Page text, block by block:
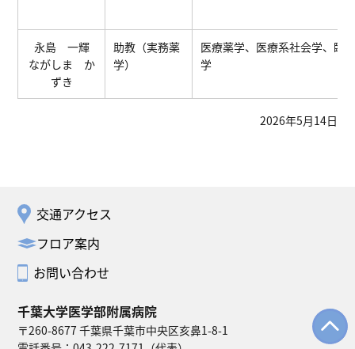
永島 一輝
ながしま か
ずき
助教（実務薬
学）
医療薬学、医療系社会学、臨
学
2026年5月14日
千葉大学医学部附属病院
〒260-8677 千葉県千葉市中央区亥鼻1-8-1
交通アクセス
フロア案内
お問い合わせ